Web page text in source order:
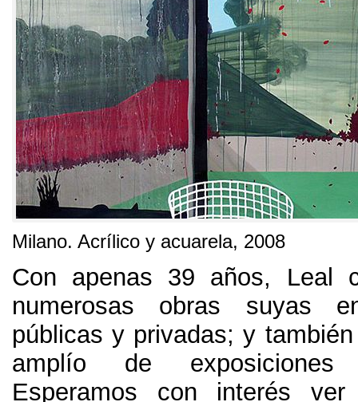
Milano. Acrílico y acuarela, 2008
Con apenas 39 años, Leal
numerosas obras suyas
públicas y privadas;y
amplío de
Esperamos con interés